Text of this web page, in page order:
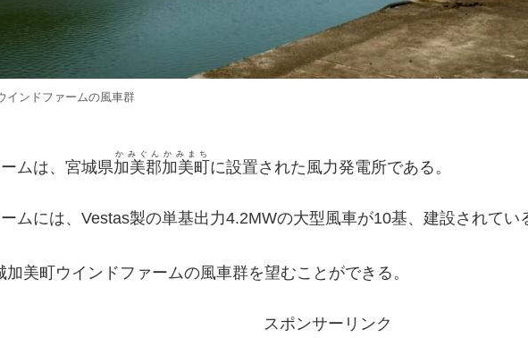
インドファームの風車群
ムは、宮城県加美郡
かみぐん
加美町
かみまち
に設置された風力発電所である。
ムには、Vestas製の単基出力4.2MWの大型風車が10基、建設されてい
美町ウインドファームの風車群を望むことができる。
スポンサーリンク